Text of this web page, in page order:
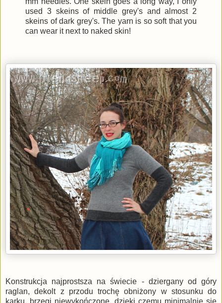
used 3 skeins of middle grey's and almost 2
skeins of dark grey's. The yarn is so soft that you
can wear it next to naked skin!
Konstrukcja najprostsza na świecie - dziergany od góry
raglan, dekolt z przodu trochę obniżony w stosunku do
karku, brzegi niewykończone, dzięki czemu minimalnie się